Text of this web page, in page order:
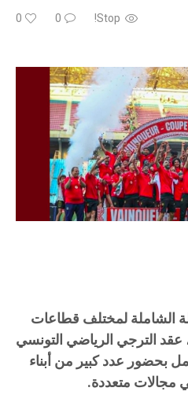
Stop!
0
0
الشاملة لمختلف قطاعات
عقد الترجي الرياضي التونسي
بحضور عدد كبير من أبناء
مجالات متعددة.